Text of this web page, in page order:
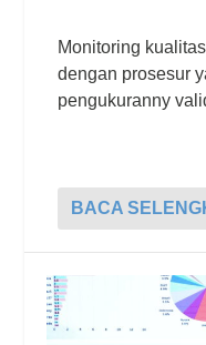
Monitoring
dengan prosesur
pengukuranny
BACA